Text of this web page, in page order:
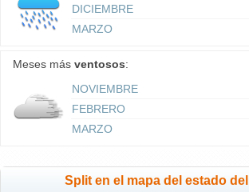
DICIEMBRE
MARZO
Meses más ventosos:
NOVIEMBRE
FEBRERO
MARZO
Split en el mapa del estado